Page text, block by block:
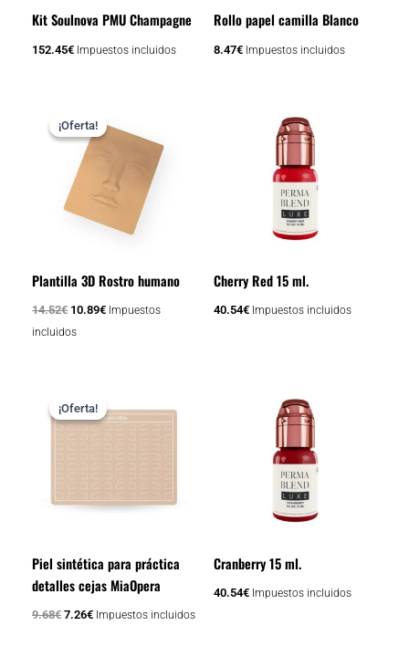
Kit Soulnova PMU Champagne
152.45€ Impuestos incluidos
Rollo papel camilla Blanco
8.47€ Impuestos incluidos
¡Oferta!
¡Oferta!
Plantilla 3D Rostro humano
14.52€
precio
original
era:
14.52€.
10.89€
actual
Impuestos
incluidos
Cherry Red 15 ml.
40.54€ Impuestos incluidos
¡Oferta!
¡Oferta!
Piel sintética para práctica
detalles cejas MiaOpera
9.68€
precio
original
7.26€
precio
actual
Impuestos incluidos
Cranberry 15 ml.
40.54€ Impuestos incluidos